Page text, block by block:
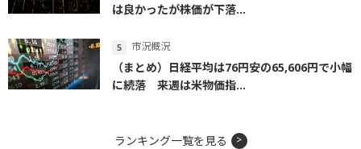
は良かったが株価が下落...
市況概況
（まとめ）日経平均は76円安の65,606円で小幅
に続落 来週は米物価指...
ランキング一覧を見る